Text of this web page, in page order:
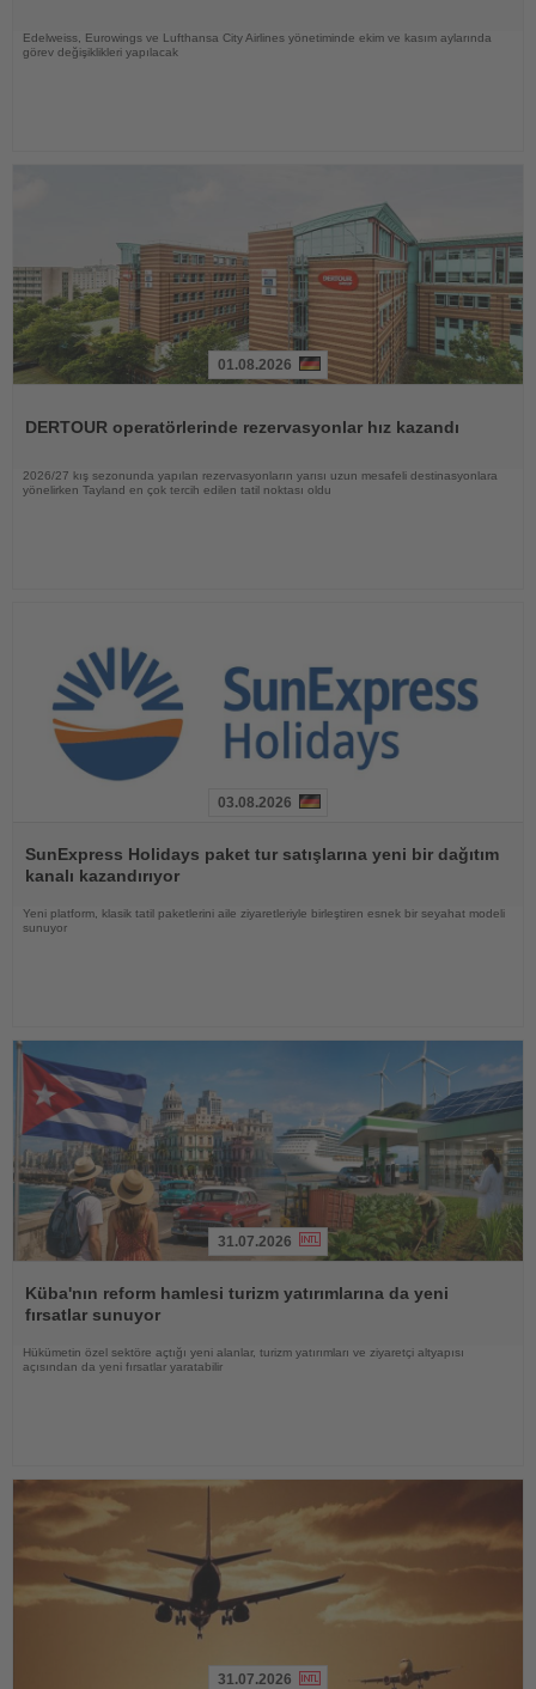
Edelweiss, Eurowings ve Lufthansa City Airlines yönetiminde ekim ve kasım aylarında
görev değişiklikleri yapılacak
01.08.2026
DERTOUR operatörlerinde rezervasyonlar hız kazandı
2026/27 kış sezonunda yapılan rezervasyonların yarısı uzun mesafeli destinasyonlara
yönelirken Tayland en çok tercih edilen tatil noktası oldu
Oku
03.08.2026
SunExpress Holidays paket tur satışlarına yeni bir dağıtım
kanalı kazandırıyor
Yeni platform, klasik tatil paketlerini aile ziyaretleriyle birleştiren esnek bir seyahat modeli
sunuyor
Oku
31.07.2026
Küba'nın reform hamlesi turizm yatırımlarına da yeni
fırsatlar sunuyor
Hükümetin özel sektöre açtığı yeni alanlar, turizm yatırımları ve ziyaretçi altyapısı
açısından da yeni fırsatlar yaratabilir
31.07.2026